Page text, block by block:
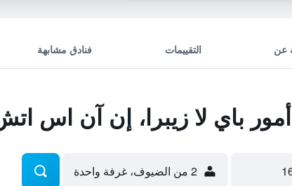
عن التقييمات فنادق مشابهة
باي لا زيبرا، إن آن اس
2 من الضيوف، غرفة واحدة